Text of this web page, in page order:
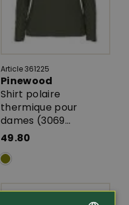
Article 361225
Pinewood
Shirt polaire
thermique pour
dames (3069...
49.80